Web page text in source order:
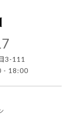
3-111
- 18:00